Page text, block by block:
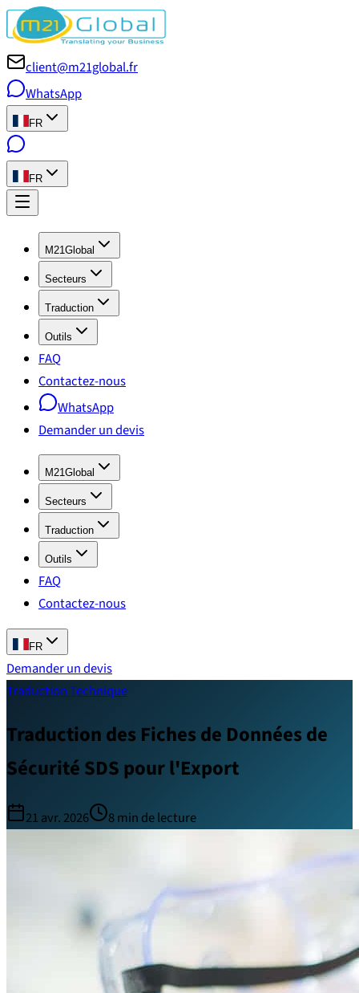
client@m21global.fr
WhatsApp
FR
FR
M21Global
Secteurs
Traduction
Outils
FAQ
Contactez-nous
WhatsApp
Demander un devis
M21Global
Secteurs
Traduction
Outils
FAQ
Contactez-nous
FR
Demander un devis
Traduction Technique
Traduction des Fiches de Données de
Sécurité SDS pour l'Export
21 avr. 2026 8min de lecture